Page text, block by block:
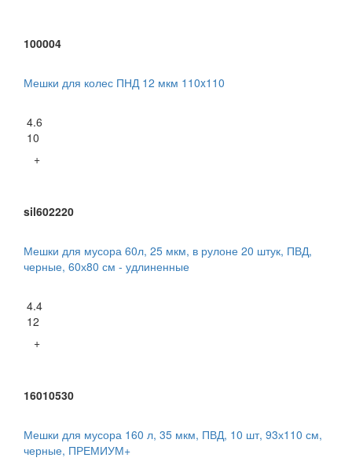
100004
Мешки для колес ПНД 12 мкм 110x110
4.6
10
+
sil602220
Мешки для мусора 60л, 25 мкм, в рулоне 20 штук, ПВД,
черные, 60х80 см - удлиненные
4.4
12
+
16010530
Мешки для мусора 160 л, 35 мкм, ПВД, 10 шт, 93х110 см,
черные, ПРЕМИУМ+